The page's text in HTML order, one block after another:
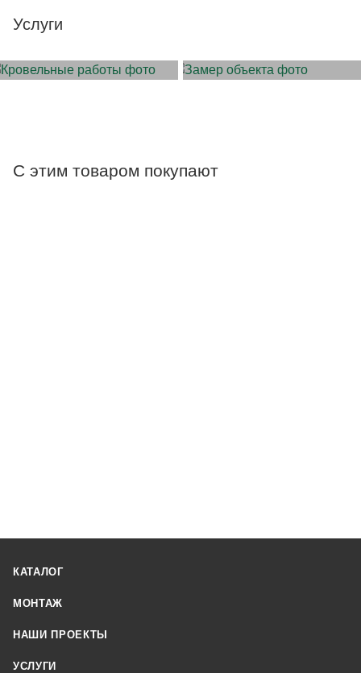
Услуги
С этим товаром покупают
КАТАЛОГ
МОНТАЖ
НАШИ ПРОЕКТЫ
УСЛУГИ